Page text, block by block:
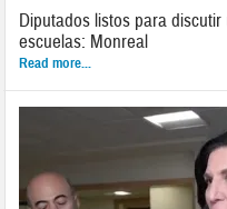
Diputados listos para
escuelas: Monreal
Read more...